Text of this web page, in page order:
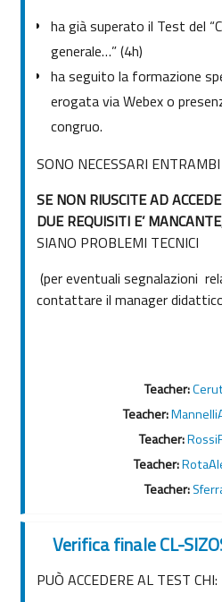
ha già superato il Test del
generale…” (4h)
ha seguito la formazione
erogata via Webex o
congruo.
SONO NECESSARI
SE NON RIUSCITE AD
DUE REQUISITI E’ MANCANTE
SIANO PROBLEMI TECNICI
(per eventuali segnalazioni
contattare il manager
Teacher:
Teacher:
Teacher:
Teacher:
Teacher:
Verifica finale CL-
PUÒ ACCEDERE AL TEST CHI: